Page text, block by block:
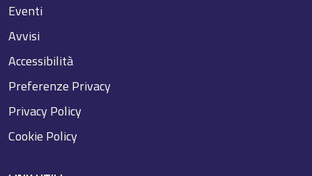
Eventi
Avvisi
Accessibilità
Preferenze Privacy
Privacy Policy
Cookie Policy